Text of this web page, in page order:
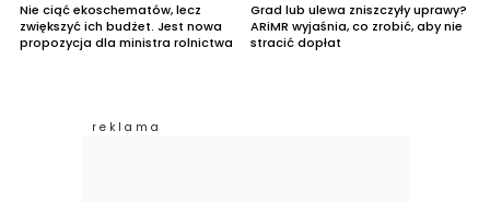
Nie ciąć ekoschematów, lecz
zwiększyć ich budżet. Jest nowa
propozycja dla ministra rolnictwa
Grad lub ulewa zniszczyły uprawy?
ARiMR wyjaśnia, co zrobić, aby nie
stracić dopłat